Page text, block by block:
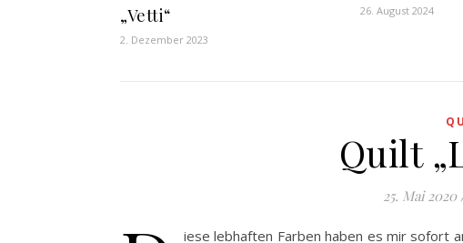
„Vetti“
2. Dezember 2023
26. August 2024
Quilt
25. Mai 2020
iese lebhaften Farben haben es mir sofort